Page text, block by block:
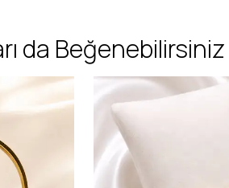
da Beğenebilirsiniz